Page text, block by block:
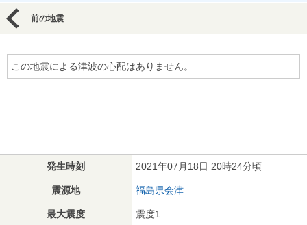
前の地震
この地震による津波の心配はありません。
発生時刻 2021年07月18日 20時24分頃
震源地 福島県会津
最大震度 震度1